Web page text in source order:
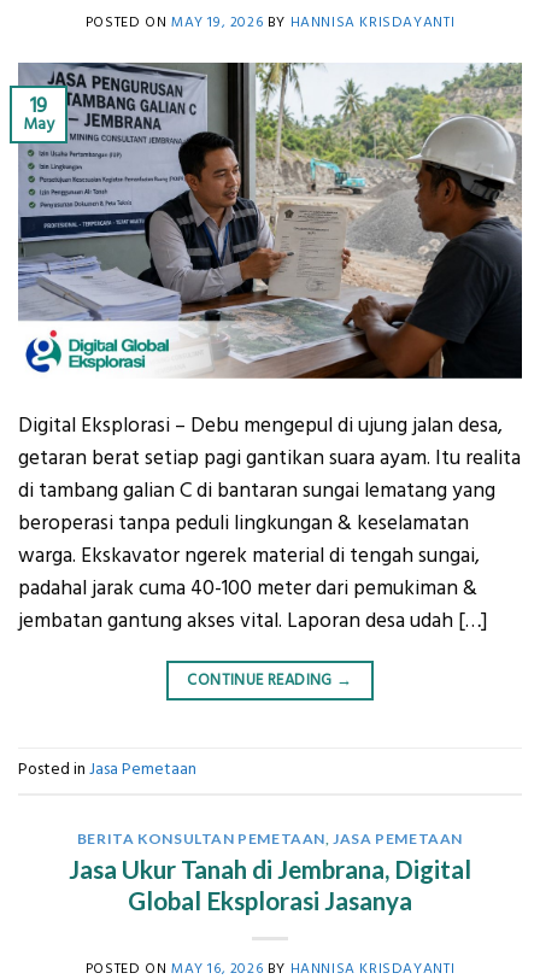
POSTED ON MAY 19, 2026 BY HANNISA KRISDAYANTI
19
May
Digital Eksplorasi – Debu mengepul di ujung jalan desa,
getaran berat setiap pagi gantikan suara ayam. Itu realita
di tambang galian C di bantaran sungai lematang yang
beroperasi tanpa peduli lingkungan & keselamatan
warga. Ekskavator ngerek material di tengah sungai,
padahal jarak cuma 40-100 meter dari pemukiman &
jembatan gantung akses vital. Laporan desa udah […]
CONTINUE READING →
Posted in Jasa Pemetaan
BERITA KONSULTAN PEMETAAN JASA PEMETAAN
Jasa Ukur Tanah di Jembrana, Digital
Global Eksplorasi Jasanya
POSTED ON MAY 16, 2026 BY HANNISA KRISDAYANTI